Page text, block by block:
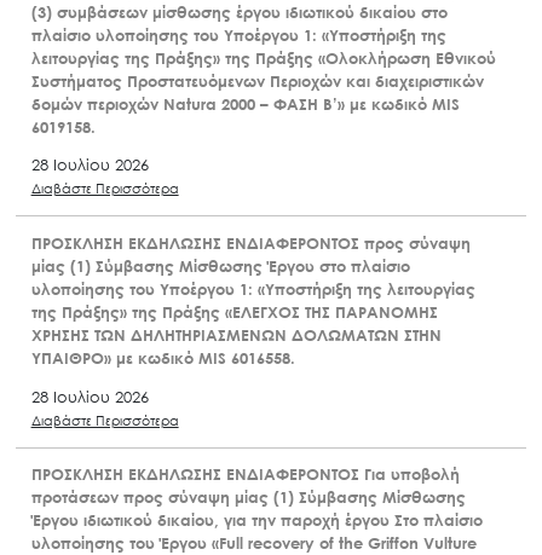
(3) συμβάσεων μίσθωσης έργου ιδιωτικού δικαίου στο
πλαίσιο υλοποίησης του Υποέργου 1: «Υποστήριξη της
λειτουργίας της Πράξης» της Πράξης «Ολοκλήρωση Εθνικού
Συστήματος Προστατευόμενων Περιοχών και διαχειριστικών
δομών περιοχών Natura 2000 – ΦΑΣΗ Β’» με κωδικό MIS
6019158.
28 Ιουλίου 2026
Διαβάστε Περισσότερα
ΠΡΟΣΚΛΗΣΗ ΕΚΔΗΛΩΣΗΣ ΕΝΔΙΑΦΕΡΟΝΤΟΣ προς σύναψη
μίας (1) Σύμβασης Μίσθωσης Έργου στο πλαίσιο
υλοποίησης του Υποέργου 1: «Υποστήριξη της λειτουργίας
της Πράξης» της Πράξης «ΕΛΕΓΧΟΣ ΤΗΣ ΠΑΡΑΝΟΜΗΣ
ΧΡΗΣΗΣ ΤΩΝ ΔΗΛΗΤΗΡΙΑΣΜΕΝΩΝ ΔΟΛΩΜΑΤΩΝ ΣΤΗΝ
ΥΠΑΙΘΡΟ» με κωδικό MIS 6016558.
28 Ιουλίου 2026
Διαβάστε Περισσότερα
ΠΡΟΣΚΛΗΣΗ ΕΚΔΗΛΩΣΗΣ ΕΝΔΙΑΦΕΡΟΝΤΟΣ Για υποβολή
προτάσεων προς σύναψη μίας (1) Σύμβασης Μίσθωσης
Έργου ιδιωτικού δικαίου, για την παροχή έργου Στο πλαίσιο
υλοποίησης του Έργου «Full recovery of the Griffon Vulture